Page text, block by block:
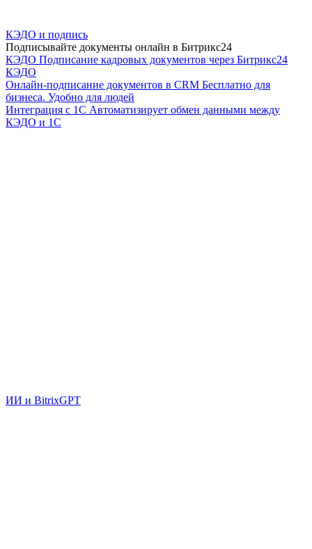
КЭДО и подпись
Подписывайте документы онлайн в Битрикс24
КЭДО Подписание кадровых документов через Битрикс24
КЭДО
Онлайн-подписание документов в CRM Бесплатно для
бизнеса. Удобно для людей
Интеграция с 1С Автоматизирует обмен данными между
КЭДО и 1С
ИИ и BitrixGPT